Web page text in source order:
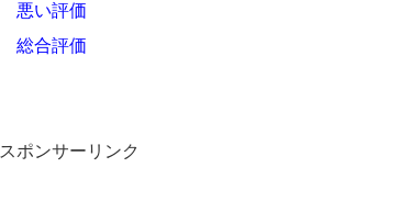
悪い評価
総合評価
スポンサーリンク